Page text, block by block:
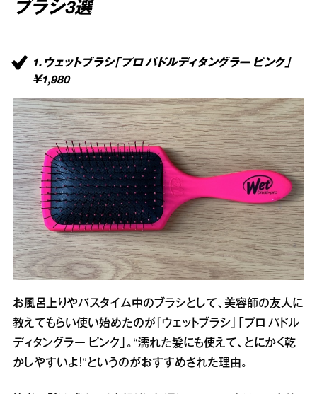
ブラシ3選
1．ウェットブラシ「プロ パドルディタングラー ピンク」
￥1,980
お風呂上りやバスタイム中のブラシとして、美容師の友人に
教えてもらい使い始めたのが『ウェットブラシ』「プロ パドル
ディタングラー ピンク」。“濡れた髪にも使えて、とにかく乾
かしやすいよ！”というのがおすすめされた理由。